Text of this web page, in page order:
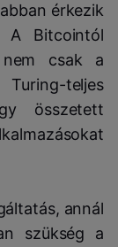
érkezik
A Bitcointól
csak a
teljes
összetett
annál
szükség a